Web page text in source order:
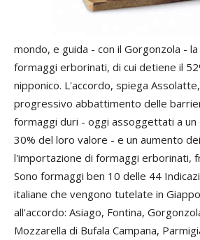
mondo, e guida - con il Gorgonzola -
formaggi erborinati, di cui detiene il
nipponico. L'accordo, spiega
progressivo abbattimento delle
formaggi duri - oggi assoggettati a un
30% del loro valore - e un aumento
l'importazione di formaggi erborinati,
Sono formaggi ben 10 delle 44
italiane che vengono tutelate in
all'accordo: Asiago, Fontina,
Mozzarella di Bufala Campana,